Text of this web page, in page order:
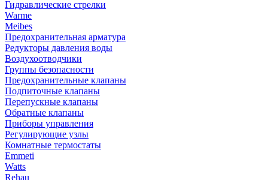
Гидравлические стрелки
Warme
Meibes
Предохранительная арматура
Редукторы давления воды
Воздухоотводчики
Группы безопасности
Предохранительные клапаны
Подпиточные клапаны
Перепускные клапаны
Обратные клапаны
Приборы управления
Регулирующие узлы
Комнатные термостаты
Emmeti
Watts
Rehau